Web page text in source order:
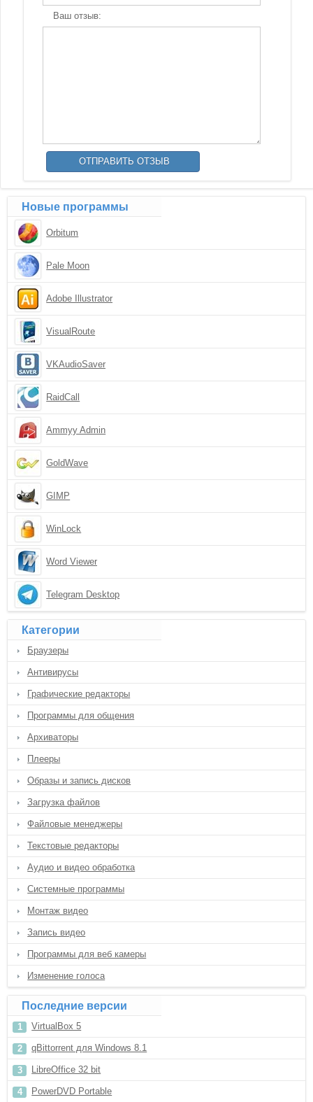
Ваш отзыв:
Новые программы
Orbitum
Pale Moon
Adobe Illustrator
VisualRoute
VKAudioSaver
RaidCall
Ammyy Admin
GoldWave
GIMP
WinLock
Word Viewer
Telegram Desktop
Категории
Браузеры
Антивирусы
Графические редакторы
Программы для общения
Архиваторы
Плееры
Образы и запись дисков
Загрузка файлов
Файловые менеджеры
Текстовые редакторы
Аудио и видео обработка
Системные программы
Монтаж видео
Запись видео
Программы для веб камеры
Изменение голоса
Последние версии
VirtualBox 5
qBittorrent для Windows 8.1
LibreOffice 32 bit
PowerDVD Portable